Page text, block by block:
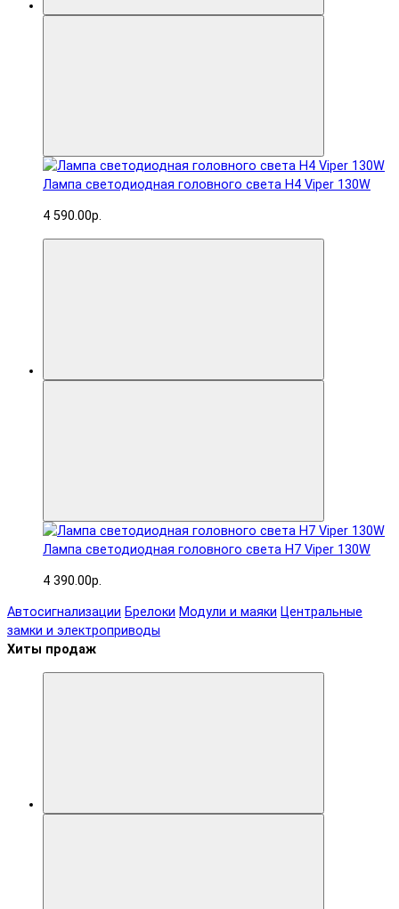
Лампа светодиодная головного света H4 Viper 130W
4 590.00р.
Лампа светодиодная головного света H7 Viper 130W
4 390.00р.
Автосигнализации Брелоки Модули и маяки Центральные
замки и электроприводы
Хиты продаж